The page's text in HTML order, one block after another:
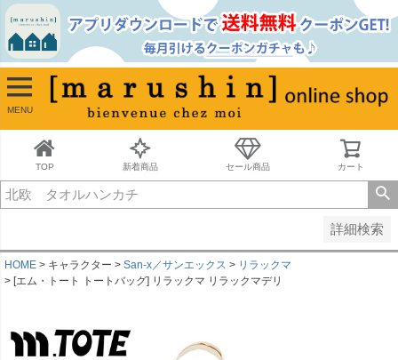
MENU
TOP 新着商品 セール商品 カート
詳細検索
並び順
新着順
古い順
価格が安い順
価格が高い順
キーワードヒット順
HOME キャラクター San-x／サンエックス
リラックマ
[エム・トート トートバッグ] リラックマ リラックマデリ